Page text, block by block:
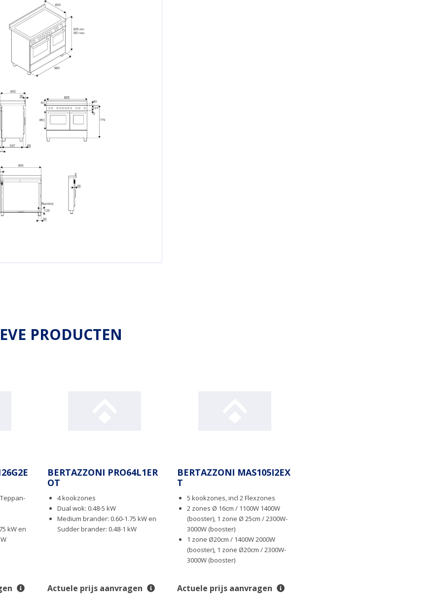
PRODUCTEN
kW en
BERTAZZONI PRO64L1ER
OT
4 kookzones
Dual wok: 0.48-5 kW
Medium brander: 0.60-1.75 kW en
Sudder brander: 0.48-1 kW
Actuele prijs aanvragen
BERTAZZONI MAS105I2EX
T
5 kookzones, incl 2 Flexzones
2 zones Ø 16cm / 1100W 1400W
(booster), 1 zone Ø 25cm / 2300W-
3000W (booster)
1 zone Ø20cm / 1400W 2000W
(booster), 1 zone Ø20cm / 2300W-
3000W (booster)
Actuele prijs aanvragen